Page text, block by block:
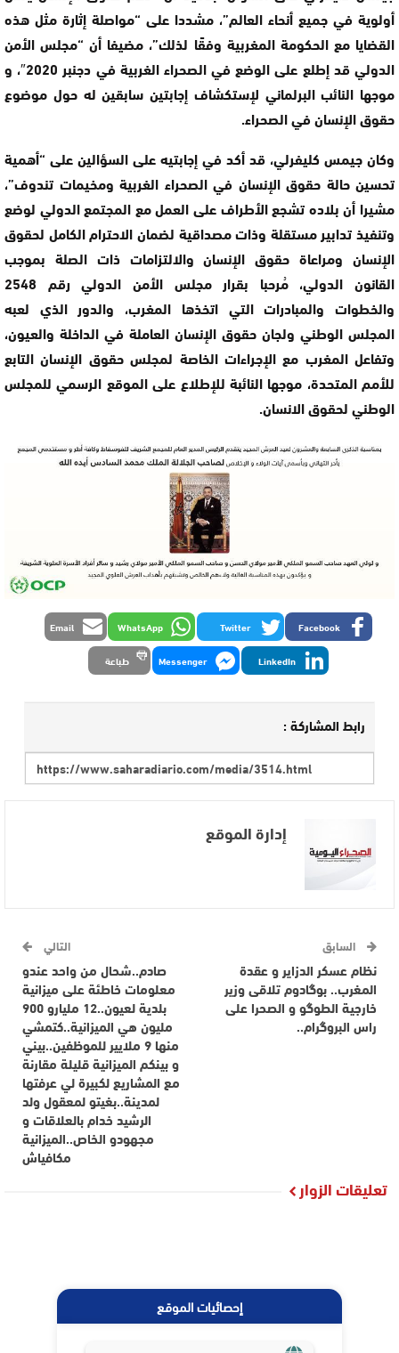
أولوية في جميع أنحاء العالم”، مشددا على “مواصلة إثارة مثل هذه
القضايا مع الحكومة المغربية وفقًا لذلك”، مضيفا أن “مجلس الأمن
الدولي قد إطلع على الوضع في الصحراء الغربية في دجنبر 2020″، و
موجها النائب البرلماني لإستكشاف إجابتين سابقين له حول موضوع
حقوق الإنسان في الصحراء.
وكان جيمس كليفرلي، قد أكد في إجابتيه على السؤالين على “أهمية
تحسين حالة حقوق الإنسان في الصحراء الغربية ومخيمات تندوف”،
مشيرا أن بلاده تشجع الأطراف على العمل مع المجتمع الدولي لوضع
وتنفيذ تدابير مستقلة وذات مصداقية لضمان الاحترام الكامل لحقوق
الإنسان ومراعاة حقوق الإنسان والالتزامات ذات الصلة بموجب
القانون الدولي، مُرحبا بقرار مجلس الأمن الدولي رقم 2548
والخطوات والمبادرات التي اتخذها المغرب، والدور الذي لعبه
المجلس الوطني ولجان حقوق الإنسان العاملة في الداخلة والعيون،
وتفاعل المغرب مع الإجراءات الخاصة لمجلس حقوق الإنسان التابع
للأمم المتحدة، موجها النائبة للإطلاع على الموقع الرسمي للمجلس
الوطني لحقوق الانسان.
Facebook
Twitter
WhatsApp
Email
LinkedIn
Messenger طباعة
رابط المشاركة :
إدارة الموقع
السابق
نظام عسكر الدزاير و عقدة
المغرب.. بوگادوم تلاقى وزير
خارجية الطوگو و الصحرا على
راس البروگرام..
التالي
صادم..شحال من واحد عندو
معلومات خاطئة على ميزانية
بلدية لعيون..12 مليارو 900
مليون هي الميزانية..كتمشي
منها 9 ملايير للموظفين..بيني
و بينكم الميزانية قليلة مقارنة
مع المشاريع لكبيرة لي عرفتها
لمدينة..بغيتو لمعقول ولد
الرشيد خدام بالعلاقات و
مجهودو الخاص..الميزانية
مكافياش
تعليقات الزوار
إحصائيات الموقع